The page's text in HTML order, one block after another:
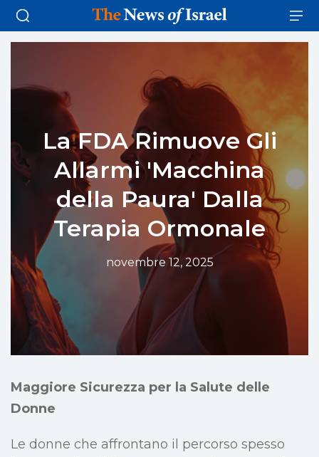
La FDA Rimuove Gli
Allarmi 'Macchina
della Paura' Dalla
Terapia Ormonale
novembre 12, 2025
Maggiore Sicurezza per la Salute delle
Donne
Le donne che affrontano il percorso spesso